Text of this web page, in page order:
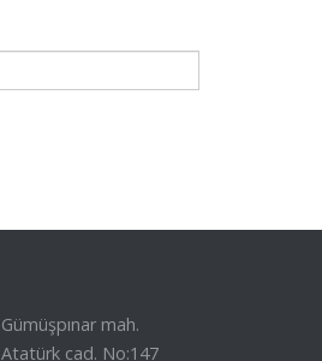
Gümüşpınar mah.
Atatürk cad. No:147